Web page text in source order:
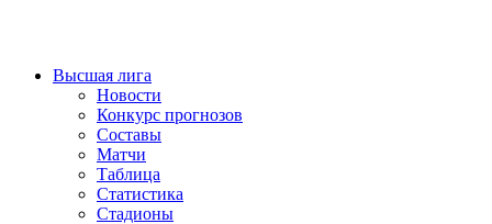
Высшая лига
Новости
Конкурс прогнозов
Составы
Матчи
Таблица
Статистика
Стадионы